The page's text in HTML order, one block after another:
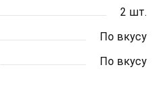
2 шт.
По вкусу
По вкусу